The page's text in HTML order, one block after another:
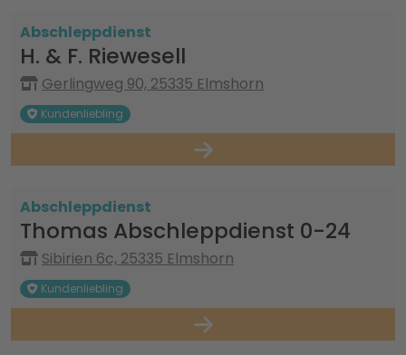
Abschleppdienst
H. & F. Riewesell
Gerlingweg 90, 25335 Elmshorn
Kundenliebling
Abschleppdienst
Thomas Abschleppdienst 0-24
Sibirien 6c, 25335 Elmshorn
Kundenliebling